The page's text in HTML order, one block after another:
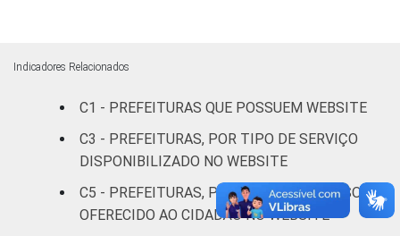
mil
habitantes
Mais de
500 mil
habitantes
91 2 6
Indicadores Relacionados
C1 - PREFEITURAS QUE POSSUEM WEBSITE
C3 - PREFEITURAS, POR TIPO DE SERVIÇO
DISPONIBILIZADO NO WEBSITE
C5 - PREFEITURAS, POR TIPO DE RECURSO
OFERECIDO AO CIDADÃO NO WEBSITE